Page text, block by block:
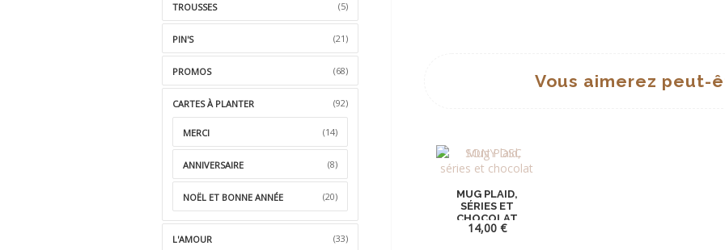
Vous aimerez peut-
MUG PLAID,
SÉRIES ET
CHOCOLAT
14,00 €
TROUSSES (5)
PIN'S (21)
PROMOS (68)
CARTES À PLANTER (92)
MERCI (14)
ANNIVERSAIRE (8)
NOËL ET BONNE ANNÉE (20)
L'AMOUR (33)